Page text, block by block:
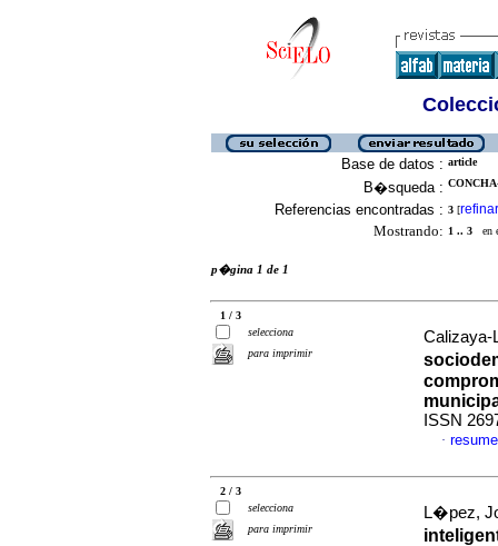
Base de datos : article
B�squeda :
Referencias encontradas : 3 [refinar
Mostrando: 1 .. 3 en
p�gina 1 de 1
1 / 3
selecciona
para imprimir
ISSN
·
2 / 3
selecciona
para imprimir
L�pez,